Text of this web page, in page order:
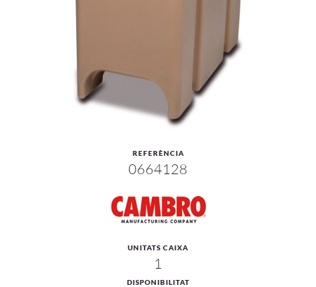
REFERÈNCIA
0664128
UNITATS CAIXA
1
DISPONIBILITAT